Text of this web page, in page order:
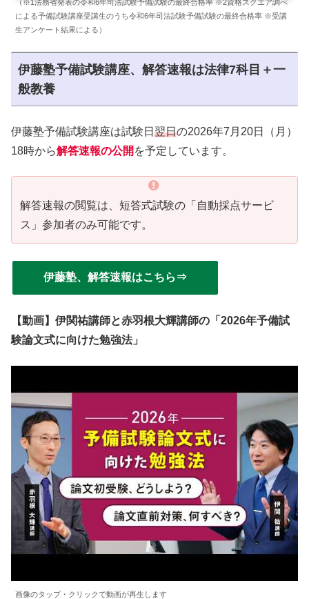
（※1法務省発表の令和6年司法試験予備試験の最終合格率 ※2資格スクエア調べ
による予備試験講座受講生のうち令和6年司法試験予備試験の最終合格率 ※受講
生アンケート結果による）
伊藤塾予備試験講座、解答速報は法律7科目＋一
般教養
伊藤塾予備試験講座は試験日 翌日の2026年7月20日（月）
18時から解答速報の公開 を予定しています。
解答速報の閲覧は、短答式試験の「自動採点サービ
ス」参加者のみ可能です。
伊藤塾、解答速報はこちら⇒
【動画】伊関祐講師と赤羽根大輝講師の「2026年予備試
験論文式に向けた勉強法」
画像のタップ・クリックで動画が再生します